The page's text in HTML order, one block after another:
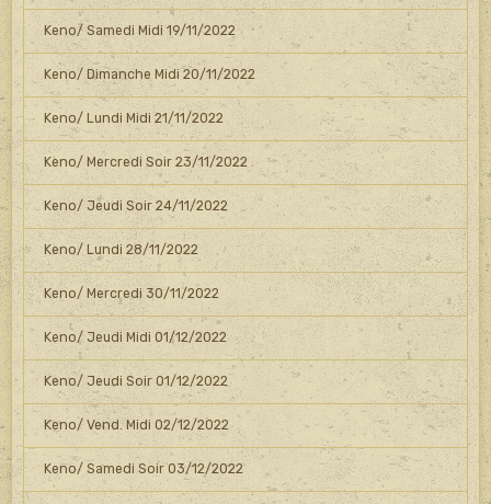
Keno/ Samedi Midi 19/11/2022
Keno/ Dimanche Midi 20/11/2022
Keno/ Lundi Midi 21/11/2022
Keno/ Mercredi Soir 23/11/2022
Keno/ Jeudi Soir 24/11/2022
Keno/ Lundi 28/11/2022
Keno/ Mercredi 30/11/2022
Keno/ Jeudi Midi 01/12/2022
Keno/ Jeudi Soir 01/12/2022
Keno/ Vend. Midi 02/12/2022
Keno/ Samedi Soir 03/12/2022